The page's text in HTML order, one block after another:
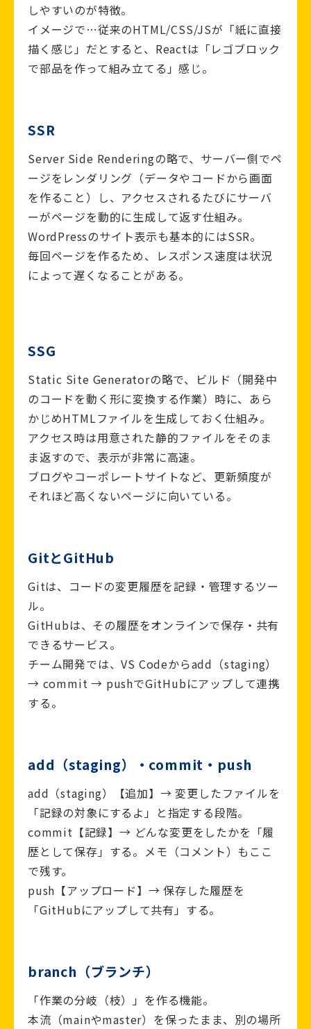
しやすいのが特徴。
イメージで…従来のHTML/CSS/JSが「紙に直接
描く感じ」だとすると、Reactは「レゴブロック
で部品を作って組み立てる」感じ。
SSR
Server Side Renderingの略で、サーバー側でペ
ージをレンダリング（データやコードから画面
を作ること）し、アクセスされるたびにサーバ
ーがページを動的に生成して返す仕組み。
WordPressのサイト表示も基本的にはSSR。
毎回ページを作るため、レスポンス速度は状況
によって遅くなることがある。
SSG
Static Site Generatorの略で、ビルド（開発中
のコードを動く形に変換する作業）時に、あら
かじめHTMLファイルを生成しておく仕組み。
アクセス時は用意された静的ファイルをそのま
ま返すので、表示が非常に高速。
ブログやコーポレートサイトなど、更新頻度が
それほど高くないページに向いている。
GitとGitHub
Gitは、コードの変更履歴を記録・管理するツー
ル。
GitHubは、その履歴をオンラインで保存・共有
できるサービス。
チーム開発では、VS Codeからadd（staging）
→ commit → pushでGitHubにアップして連携
する。
add（staging）・commit・push
add（staging）【追加】→ 変更したファイルを
「記録の対象にするよ」と指定する段階。
commit【記録】→ どんな変更をしたかを「履
歴として保存」する。メモ（コメント）もここ
で残す。
push【アップロード】→ 保存した履歴を
「GitHubにアップして共有」する。
branch（ブランチ）
「作業の分岐（枝）」を作る機能。
本流（mainやmaster）を保ったまま、別の場所